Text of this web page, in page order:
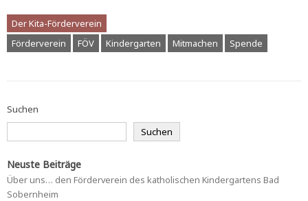
Der Kita-Förderverein
Förderverein
FÖV Kindergarten Mitmachen Spende
Suchen
Suchen
Neuste Beiträge
Über uns… den Förderverein des katholischen Kindergartens Bad
Sobernheim